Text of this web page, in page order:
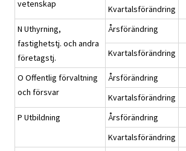
vetenskap Kvartalsförändring
N Uthyrning,
fastighetstj. och andra
företagstj.
Årsförändring
Kvartalsförändring
O Offentlig förvaltning
och försvar
Årsförändring
Kvartalsförändring
P Utbildning
Årsförändring
Kvartalsförändring